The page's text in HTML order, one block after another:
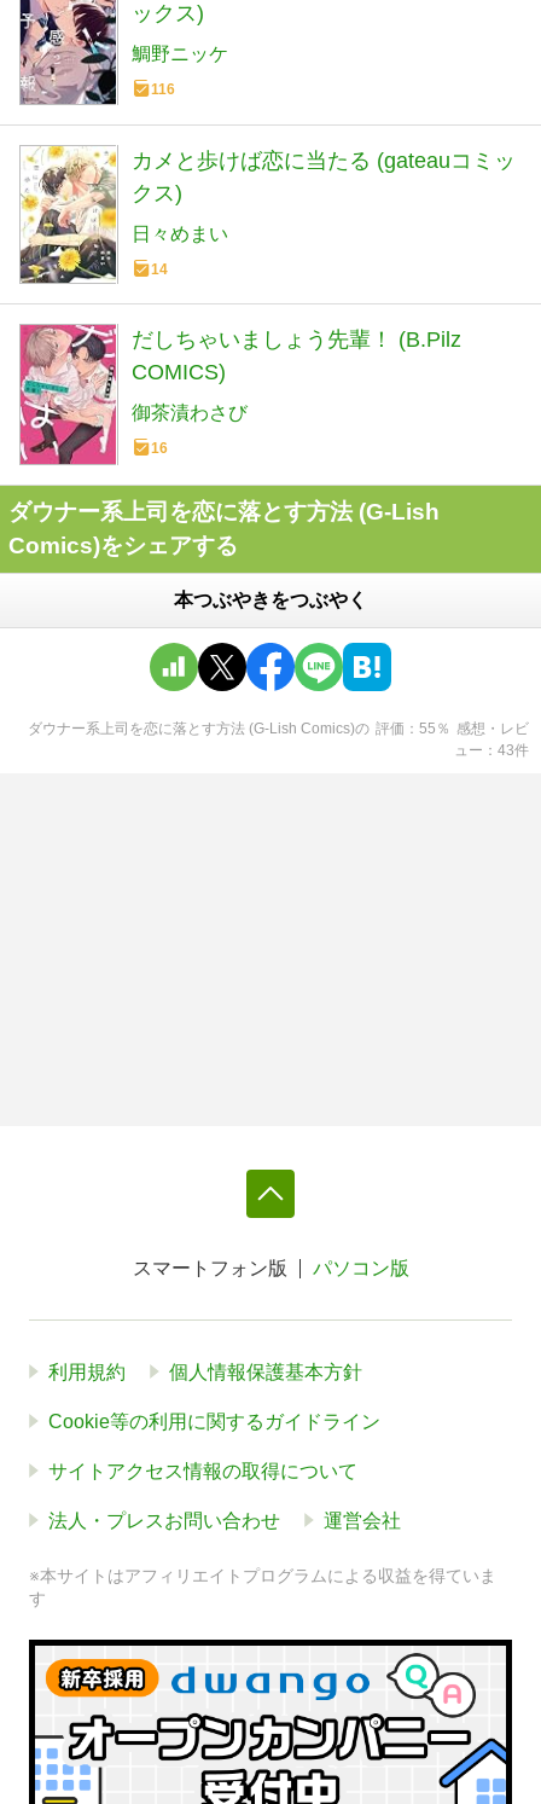
ックス)
鯛野ニッケ
116
カメと歩けば恋に当たる (gateauコミッ
クス)
日々めまい
14
だしちゃいましょう先輩！ (B.Pilz
COMICS)
御茶漬わさび
16
ダウナー系上司を恋に落とす方法 (G-Lish
Comics)をシェアする
本つぶやきをつぶやく
ダウナー系上司を恋に落とす方法 (G-Lish Comics)の 評価 55 ％ 感想・レビ
ュー
43件
スマートフォン版 パソコン版
利用規約 個人情報保護基本方針
Cookie等の利用に関するガイドライン
サイトアクセス情報の取得について
法人・プレスお問い合わせ 運営会社
※本サイトはアフィリエイトプログラムによる収益を得ていま
す